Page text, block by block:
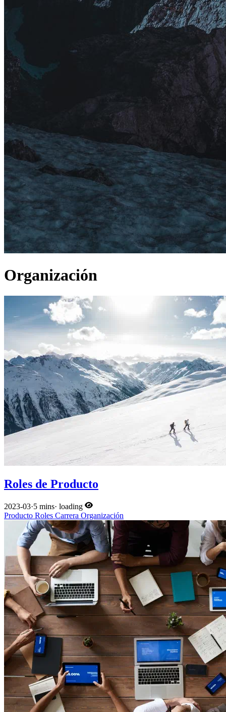
Organización
Roles de Producto
2023-03·5 mins· loading
Producto Roles Carrera Organización